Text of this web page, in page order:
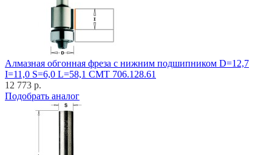
Алмазная обгонная фреза с нижним подшипником D=12,7
I=11,0 S=6,0 L=58,1 CMT 706.128.61
12 773 р.
Подобрать аналог